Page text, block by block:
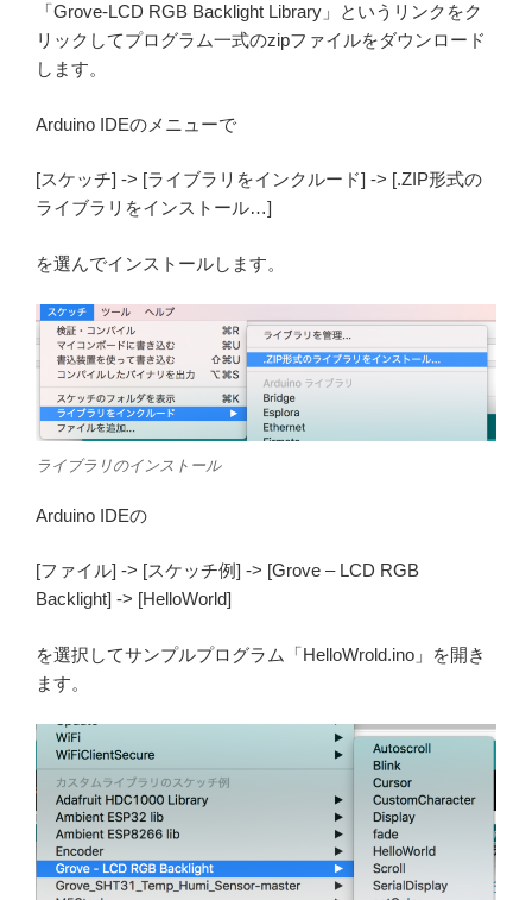
「Grove-LCD RGB Backlight Library」というリンクをク
リックしてプログラム一式のzipファイルをダウンロード
します。
Arduino IDEのメニューで
[スケッチ] -> [ライブラリをインクルード] -> [.ZIP形式の
ライブラリをインストール…]
を選んでインストールします。
ライブラリのインストール
Arduino IDEの
[ファイル] -> [スケッチ例] -> [Grove – LCD RGB
Backlight] -> [HelloWorld]
を選択してサンプルプログラム「HelloWrold.ino」を開き
ます。